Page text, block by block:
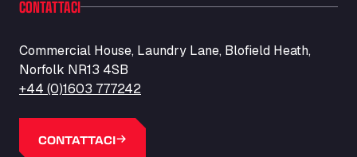
Barneys Diner
Bars Logistics Ltd
Elm Farm Depot, CO6 1HU
Bartrums Haulage & Storage
Basiq Truck Cleaning Amsterdam
CONTATTACI
Commercial House, Laundry Lane, Blofield Heath,
Norfolk NR13 4SB
+44 (0)1603 777242
CONTATTACI